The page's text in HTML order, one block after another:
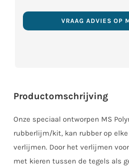
Productomschrijving
Onze speciaal ontworpen MS
rubberlijm/kit, kan rubber op
verlijmen. Door het verlijmen
met kieren tussen de tegels als
VRAAG ADVIES OP